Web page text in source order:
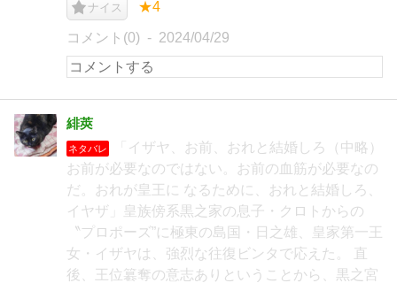
ナイス ★4
コメント(0) 2024/04/29
緋莢
ネタバレ
「イザヤ、お前、おれと結婚しろ（中略）
お前が必要なのではない。お前の血筋が必要なの
だ。おれが皇王に なるために、おれと結婚しろ、
イヤザ」皇族傍系黒之家の息子・クロトからの
〝プロポーズ”に極東の島国・日之雄、皇家第一王
女・イザヤは、強烈な往復ビンタで応えた。 直
後、王位簒奪の意志ありということから、黒之宮